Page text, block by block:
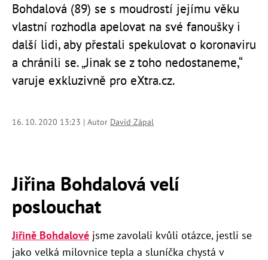
Bohdalová (89) se s moudrostí jejímu věku
vlastní rozhodla apelovat na své fanoušky i
další lidi, aby přestali spekulovat o koronaviru
a chránili se. „Jinak se z toho nedostaneme,“
varuje exkluzivně pro eXtra.cz.
16. 10. 2020 13:23 | Autor David Zápal
Jiřina Bohdalová velí
poslouchat
Jiřině Bohdalové jsme zavolali kvůli otázce, jestli se
jako velká milovnice tepla a sluníčka chystá v